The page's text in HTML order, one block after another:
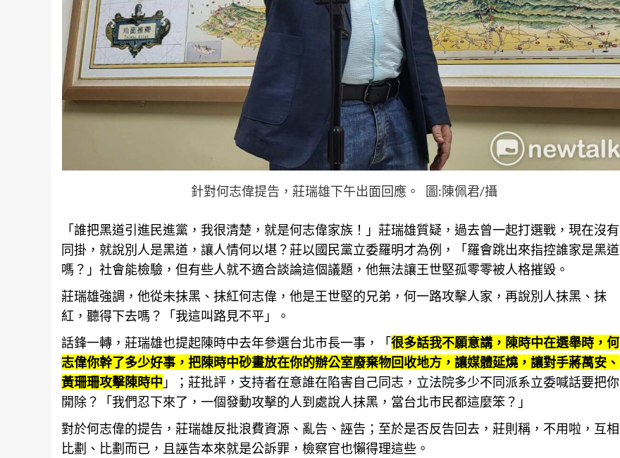
針對何志偉提告，莊瑞雄下午出面回應。 圖:陳佩君/攝
「誰把黑道引進民進黨，我很清楚，就是何志偉家族！」莊瑞雄質疑，過去曾一起打選戰，現在沒有
同掛，就說別人是黑道，讓人情何以堪？莊以國民黨立委羅明才為例，「羅會跳出來指控誰家是黑道
嗎？」 社會能檢驗，但有些人就不適合談論這個議題，他無法讓王世堅孤零零被人格摧毀。
莊瑞雄強調，他從未抹黑、抹紅何志偉，他是王世堅的兄弟，何一路攻擊人家，再說別人抹黑、抹
紅，聽得下去嗎？「我這叫路見不平」。
話鋒一轉，莊瑞雄也提起陳時中去年參選台北市長一事，「很多話我不願意講，陳時中在選舉時，何
志偉你幹了多少好事，把陳時中砂畫放在你的辦公室廢棄物回收地方，讓媒體延燒，讓對手蔣萬安、
黃珊珊攻擊陳時中 」；莊批評，支持者在意誰在陷害自己同志，立法院多少不同派系立委喊話要把你
開除？「我們忍下來了，一個發動攻擊的人到處說人抹黑，當台北市民都這麼笨？」
對於何志偉的提告，莊瑞雄反批浪費資源 、亂告、誣告；至於是否反告回去，莊則稱，不用啦，互相
比劃、比劃而已，且誣告本來就是公訴罪，檢察官也懶得理這些。